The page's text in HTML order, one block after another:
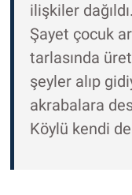
ilişkiler
Şayet çocuk
tarlasında
şeyler alıp
akrabalara
Köylü kendi